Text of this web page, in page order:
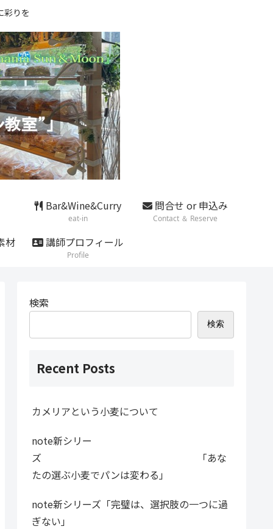
彩りを
Bar&Wine&Curry
eat-in
問合せ or 申込み
Contact ＆ Reserve
材 講師プロフィール
Profile
検索
検索
Recent Posts
カメリアという小麦について
note新シリー
ズ 「あな
たの選ぶ小麦でパンは変わる」
note新シリーズ「完璧は、選択肢の一つに過
ぎない」